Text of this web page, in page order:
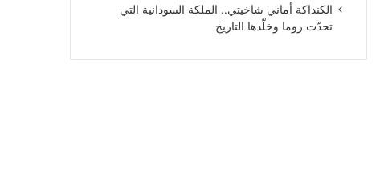
الكنداكة أماني شاخيتي.. الملكة السودانية التي
تحدّت روما وخلّدها التاريخ